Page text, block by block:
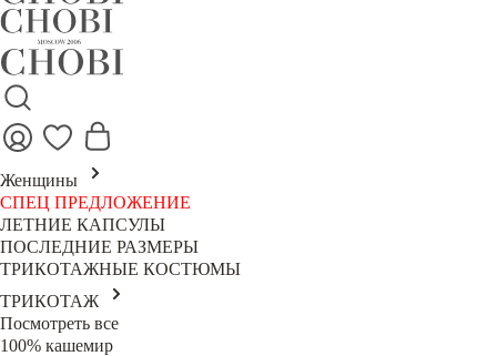
Женщины
СПЕЦ ПРЕДЛОЖЕНИЕ
ЛЕТНИЕ КАПСУЛЫ
ПОСЛЕДНИЕ РАЗМЕРЫ
ТРИКОТАЖНЫЕ КОСТЮМЫ
ТРИКОТАЖ
Посмотреть все
100% кашемир